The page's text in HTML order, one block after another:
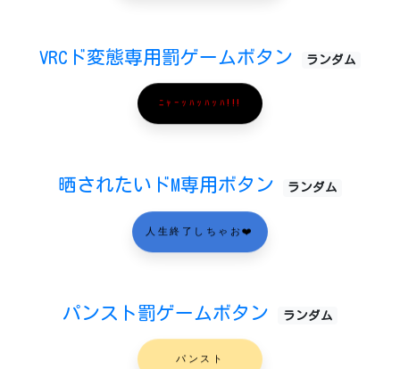
VRCド変態専用罰ゲームボタン ランダム
ﾆｬｰｯﾊｯﾊｯﾊ!!!
晒されたいドM専用ボタン ランダム
人生終了しちゃお❤️
パンスト罰ゲームボタン ランダム
パンスト